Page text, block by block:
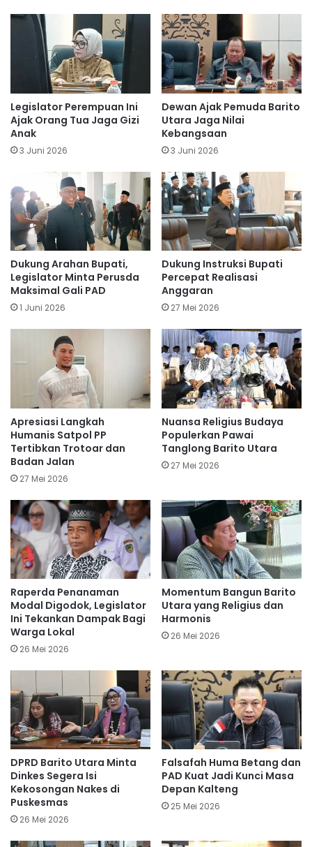
Legislator Perempuan Ini
Ajak Orang Tua Jaga Gizi
Anak
3 Juni 2026
Dewan Ajak Pemuda Barito
Utara Jaga Nilai
Kebangsaan
3 Juni 2026
Dukung Arahan Bupati,
Legislator Minta Perusda
Maksimal Gali PAD
1 Juni 2026
Dukung Instruksi Bupati
Percepat Realisasi
Anggaran
27 Mei 2026
Apresiasi Langkah
Humanis Satpol PP
Tertibkan Trotoar dan
Badan Jalan
27 Mei 2026
Nuansa Religius Budaya
Populerkan Pawai
Tanglong Barito Utara
27 Mei 2026
Raperda Penanaman
Modal Digodok, Legislator
Ini Tekankan Dampak Bagi
Warga Lokal
26 Mei 2026
Momentum Bangun Barito
Utara yang Religius dan
Harmonis
26 Mei 2026
DPRD Barito Utara Minta
Dinkes Segera Isi
Kekosongan Nakes di
Puskesmas
26 Mei 2026
Falsafah Huma Betang dan
PAD Kuat Jadi Kunci Masa
Depan Kalteng
25 Mei 2026